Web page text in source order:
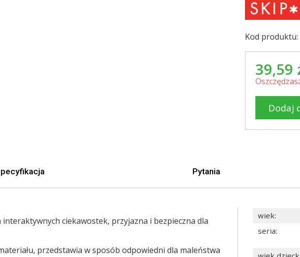
Kod produktu:
39,59
Dodaj
Pytania
interaktywnych ciekawostek, przyjazna i bezpieczna dla
przedstawia w sposób odpowiedni dla maleństwa
wiek:
seria: